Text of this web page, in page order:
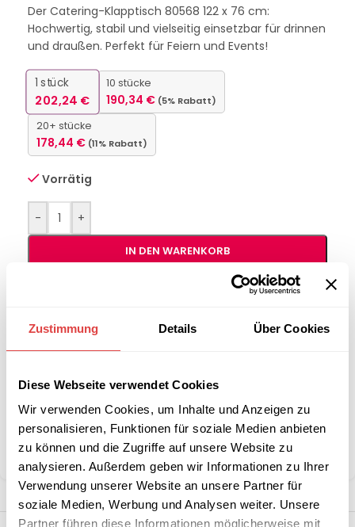
Zustimmung Details Über Cookies
Diese Webseite verwendet Cookies
Wir verwenden Cookies, um Inhalte und Anzeigen zu
personalisieren, Funktionen für soziale Medien anbieten
zu können und die Zugriffe auf unsere Website zu
analysieren. Außerdem geben wir Informationen zu Ihrer
Verwendung unserer Website an unsere Partner für
soziale Medien, Werbung und Analysen weiter. Unsere
Partner führen diese Informationen möglicherweise mit
Der Catering-Klapptisch 80568 122 x 76 cm:
Hochwertig, stabil und vielseitig einsetzbar für drinnen
und draußen. Perfekt für Feiern und Events!
1 stück
202,24 €
10 stücke
190,34 € (5% Rabatt)
20+ stücke
178,44 € (11% Rabatt)
Vorrätig
- +
IN DEN WARENKORB
Stückzahlen?
anfordern
Kategorie: Arbeits- & Catering-Klapptische
Marke:Gastro Uzal
Teilen: